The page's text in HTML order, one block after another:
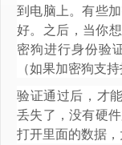
到电脑上。有些
好。之后，当你
密狗进行身份验
（如果加密狗支
验证通过后，才
丢失了，没有硬
打开里面的数据，